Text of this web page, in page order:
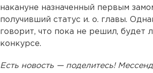
накануне назначенный первым
получивший статус и. о. главы.
говорит, что пока не решил, будет
конкурсе.
Есть новость — поделитесь!